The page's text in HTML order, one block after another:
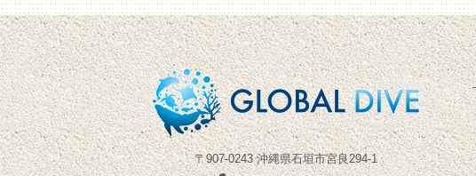
〒907-0243 沖縄県石垣市宮良294-1